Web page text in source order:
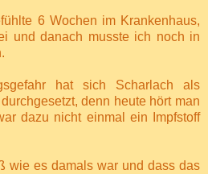
6 Wochen im Krankenhaus,
und danach musste ich noch in
hat sich Scharlach als
denn heute hört man
dazu nicht einmal ein Impfstoff
wie es damals war und dass das